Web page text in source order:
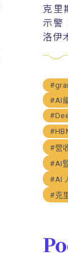
克里
示警
洛伊
#AI
#營
#AI
#AI
#克